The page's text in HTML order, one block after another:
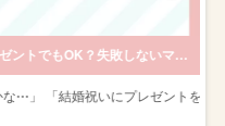
結婚祝いの相場や金額はいくら？プレゼントでもOK？失敗しないマナー徹底ガイド！
な⋯」 「結婚祝いにプレゼントを